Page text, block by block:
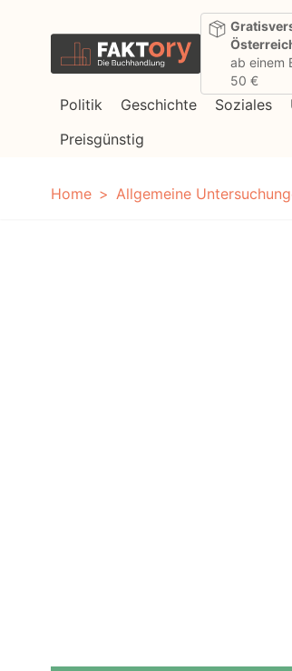
ab einem
50 €
Politik Geschichte Soziales
Preisgünstig
Home Allgemeine